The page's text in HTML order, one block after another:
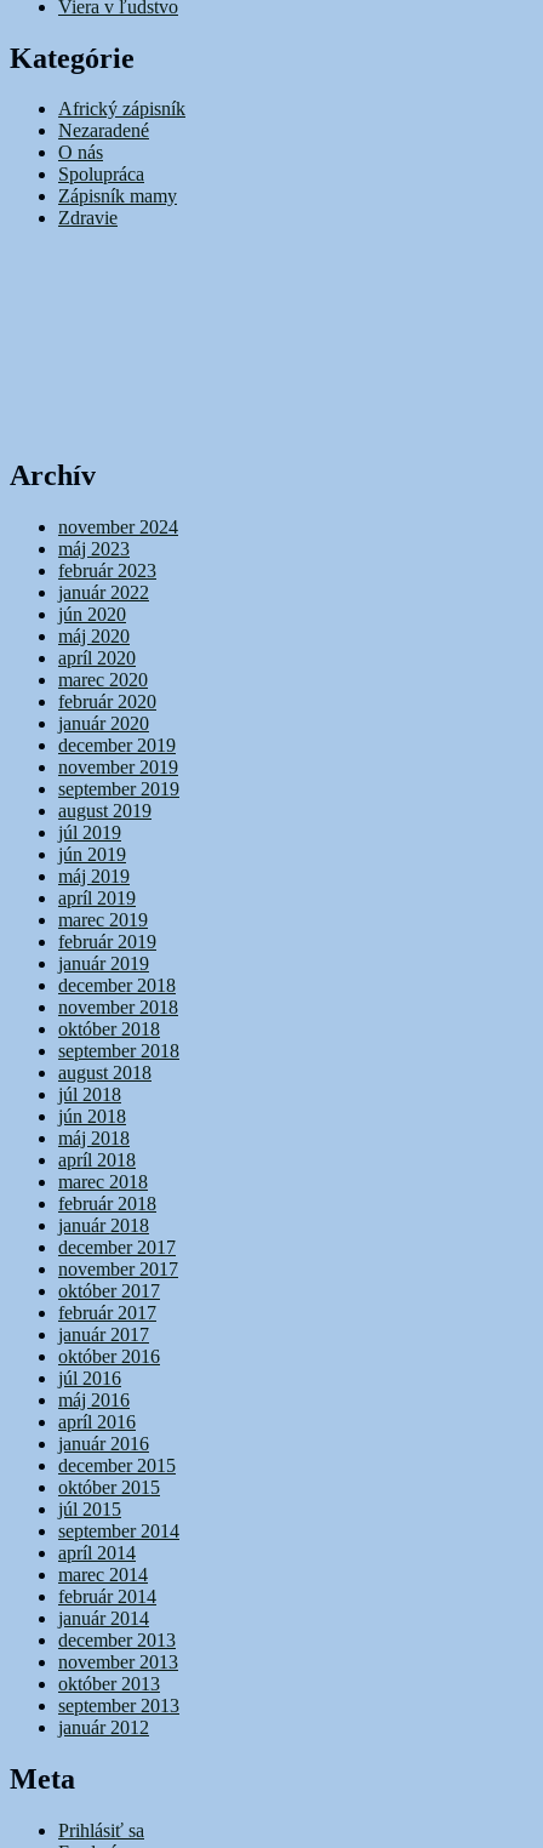
Viera v ľudstvo
Kategórie
Africký zápisník
Nezaradené
O nás
Spolupráca
Zápisník mamy
Zdravie
Archív
november 2024
máj 2023
február 2023
január 2022
jún 2020
máj 2020
apríl 2020
marec 2020
február 2020
január 2020
december 2019
november 2019
september 2019
august 2019
júl 2019
jún 2019
máj 2019
apríl 2019
marec 2019
február 2019
január 2019
december 2018
november 2018
október 2018
september 2018
august 2018
júl 2018
jún 2018
máj 2018
apríl 2018
marec 2018
február 2018
január 2018
december 2017
november 2017
október 2017
február 2017
január 2017
október 2016
júl 2016
máj 2016
apríl 2016
január 2016
december 2015
október 2015
júl 2015
september 2014
apríl 2014
marec 2014
február 2014
január 2014
december 2013
november 2013
október 2013
september 2013
január 2012
Meta
Prihlásiť sa